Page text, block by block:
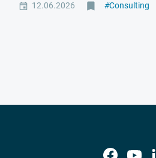
12.06.2026 #Consulting